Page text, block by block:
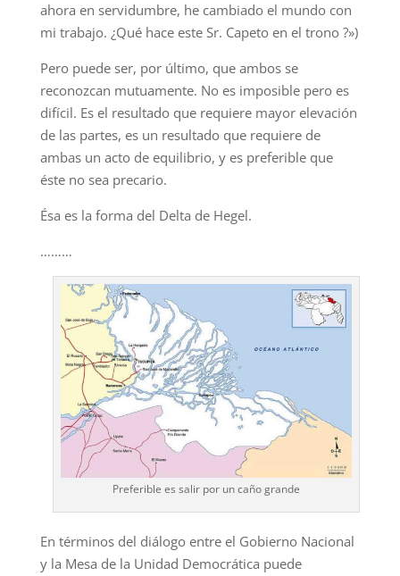
ahora en servidumbre, he cambiado el mundo con
mi trabajo. ¿Qué hace este Sr. Capeto en el trono ?»)
Pero puede ser, por último, que ambos se
reconozcan mutuamente. No es imposible pero es
difícil. Es el resultado que requiere mayor elevación
de las partes, es un resultado que requiere de
ambas un acto de equilibrio, y es preferible que
éste no sea precario.
Ésa es la forma del Delta de Hegel.
………
Preferible es salir por un caño grande
En términos del diálogo entre el Gobierno Nacional
y la Mesa de la Unidad Democrática puede